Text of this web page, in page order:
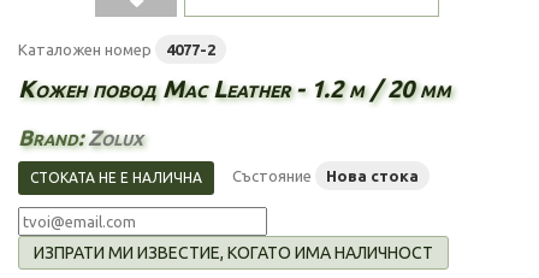
Каталожен номер 4077-2
Кожен повод Mac Leather - 1.2 м / 20 мм
Brand:Zolux
СТОКАТА НЕ Е НАЛИЧНА Състояние Нова стока
ИЗПРАТИ МИ ИЗВЕСТИЕ, КОГАТО ИМА НАЛИЧНОСТ